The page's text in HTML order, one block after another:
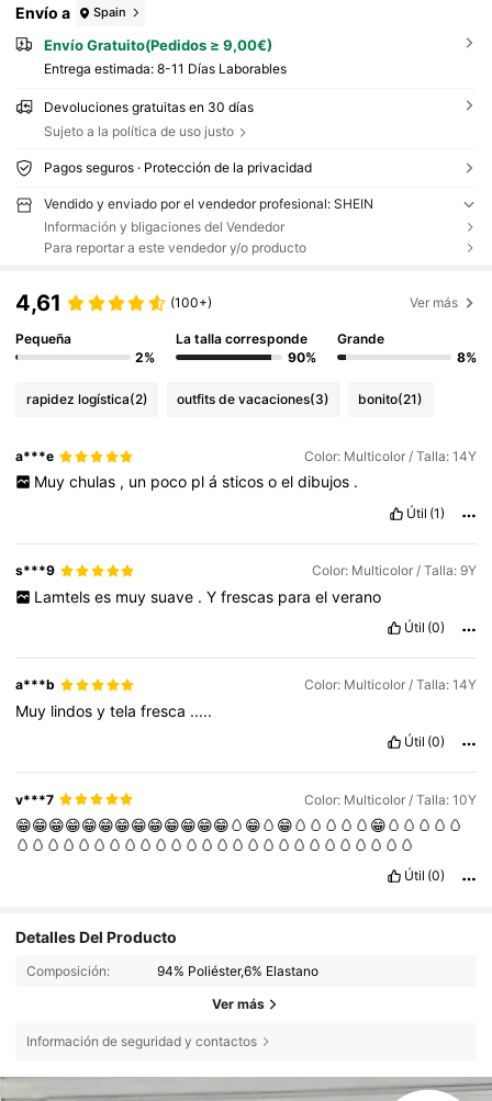
Envío a Spain
Envío Gratuito(Pedidos ≥ 9,00€)
Entrega estimada: 8-11 Días Laborables
Devoluciones gratuitas en 30 días
Sujeto a la política de uso justo
Pagos seguros · Protección de la privacidad
Vendido y enviado por el vendedor profesional: SHEIN
Información y bligaciones del Vendedor
Para reportar a este vendedor y/o producto
4,61 (100+) Ver más
Pequeña
2%
La talla corresponde
90%
Grande
8%
rapidez logística(2) outfits de vacaciones(3) bonito(21)
a***e Color: Multicolor / Talla: 14Y
Muy chulas , un poco pl á sticos o el dibujos .
Útil (1)
s***9 Color: Multicolor / Talla: 9Y
Lamtels es muy suave . Y frescas para el verano
Útil (0)
a***b Color: Multicolor / Talla: 14Y
Muy lindosytelafresca .....
Útil (0)
v***7 Color: Multicolor / Talla: 10Y
😁😁😁😁😁😁😁😁😁😁😁😁😁🥚😁🥚😁🥚🥚🥚🥚🥚😁🥚🥚🥚🥚🥚
🥚🥚🥚🥚🥚🥚🥚🥚🥚🥚🥚🥚🥚🥚🥚🥚🥚🥚🥚🥚🥚🥚🥚🥚🥚🥚
Útil (0)
Detalles Del Producto
Composición: 94% Poliéster,6% Elastano
Ver más
Información de seguridad y contactos